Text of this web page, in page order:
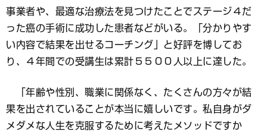
事業者や、最適な治療法を見つけたことでステージ４だ
った癌の手術に成功した患者などがいる。「分かりやす
い内容で結果を出せるコーチング」と好評を博してお
り、４年間での受講生は累計５５００人以上に達した。
「年齢や性別、職業に関係なく、たくさんの方々が結
果を出されていることが本当に嬉しいです。私自身がダ
メダメな人生を克服するために考えたメソッドですか